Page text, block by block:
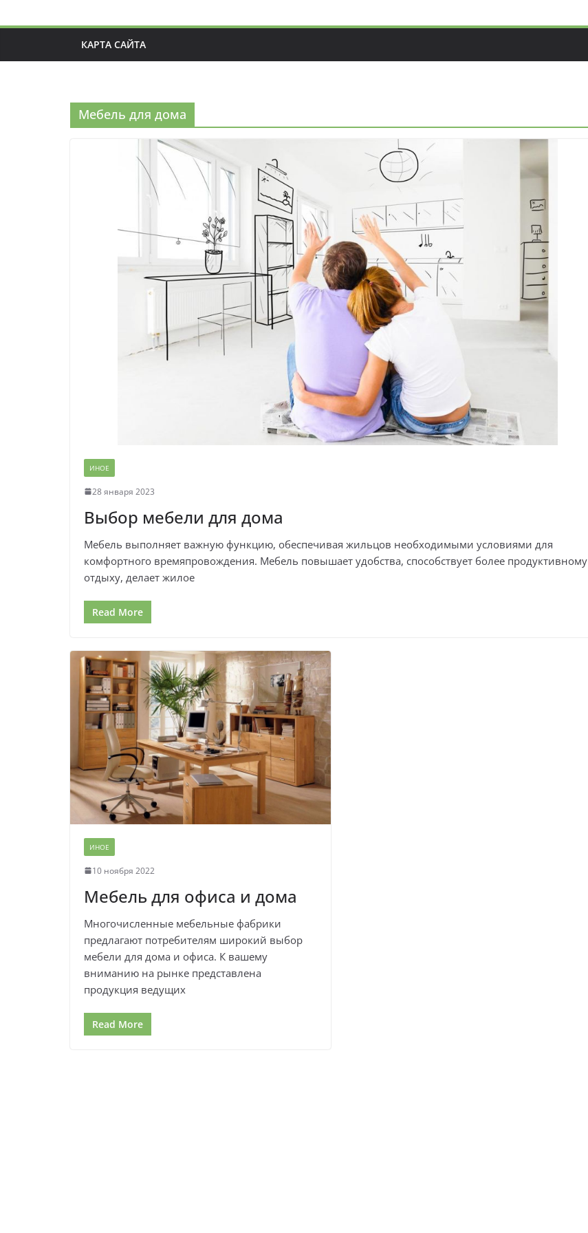
КАРТА САЙТА
Мебель для дома
ИНОЕ
28 января 2023
Выбор мебели для дома
Мебель выполняет важную функцию, обеспечивая жильцов необходимыми условиями для
комфортного времяпровождения. Мебель повышает удобства, способствует более продуктивному
отдыху, делает жилое
Read More
ИНОЕ
10 ноября 2022
Мебель для офиса и дома
Многочисленные мебельные фабрики
предлагают потребителям широкий выбор
мебели для дома и офиса. К вашему
вниманию на рынке представлена
продукция ведущих
Read More